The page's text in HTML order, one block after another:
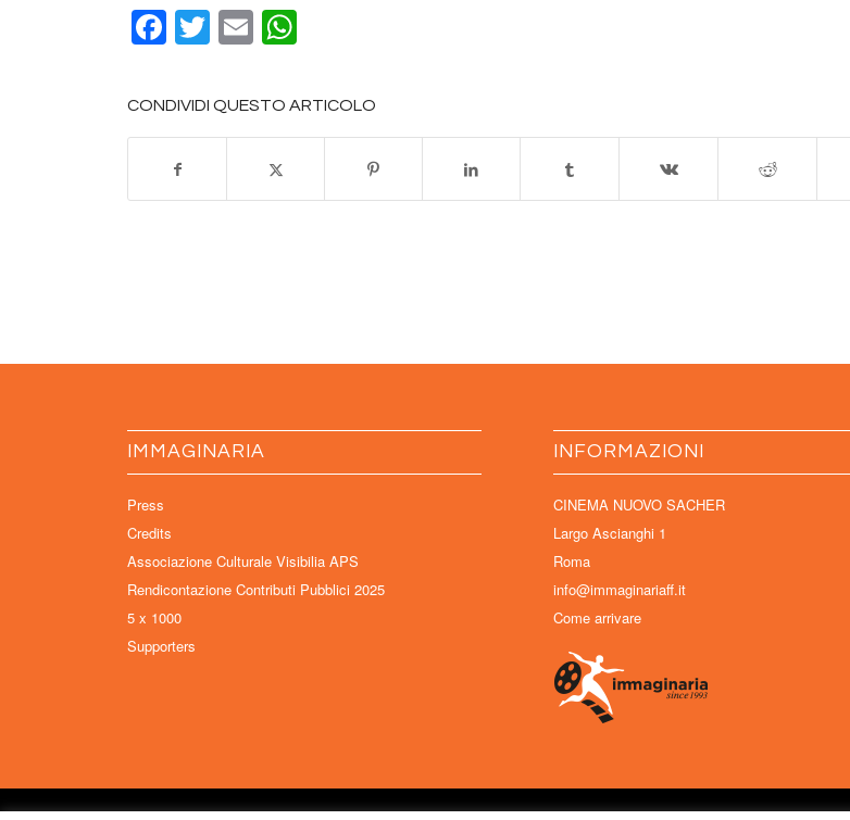
Facebook
Twitter
Email
CONDIVIDI QUESTO ARTICOLO
IMMAGINARIA
Press
Credits
Associazione Culturale Visibilia APS
Rendicontazione Contributi Pubblici 2025
5 x 1000
Supporters
INFORMAZIONI
CINEMA NUOVO SACHER
Largo Ascianghi 1
Roma
info@immaginariaff.it
Come arrivare